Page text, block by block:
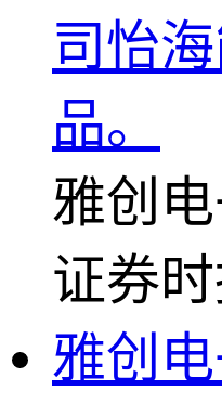
司怡
品。
雅创
证券
雅创